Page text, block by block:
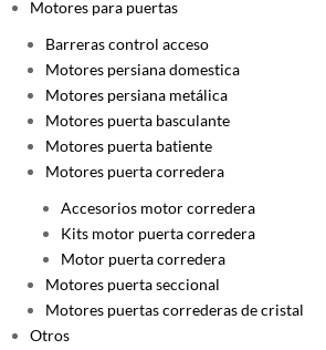
Motores para puertas
Barreras control acceso
Motores persiana domestica
Motores persiana metálica
Motores puerta basculante
Motores puerta batiente
Motores puerta corredera
Accesorios motor corredera
Kits motor puerta corredera
Motor puerta corredera
Motores puerta seccional
Motores puertas correderas de cristal
Otros